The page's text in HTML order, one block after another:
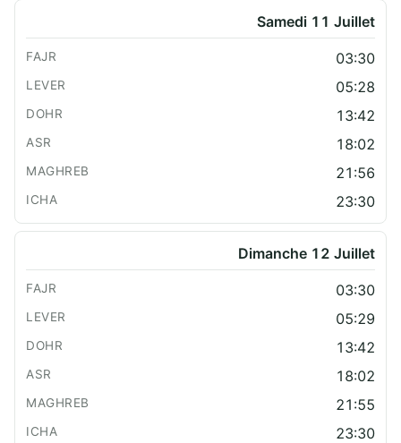
Samedi 11 Juillet
03:30
05:28
13:42
18:02
21:56
23:30
Dimanche 12 Juillet
03:30
05:29
13:42
18:02
21:55
23:30